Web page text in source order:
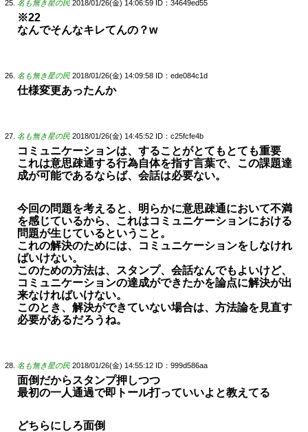
名も無き星の民 2018/01/26(金) 14:06:59 ID：34649ed55
※22
なんでそんなキレてんの？w
名も無き星の民 2018/01/26(金) 14:09:58 ID：ede084c1d
仕様変更あったんか
名も無き星の民 2018/01/26(金) 14:45:52 ID：c25fcfe4b
コミュニケーションは、することがとてもとても重要
これは意思疎通する行為自体を指す言葉で、この課題達
成が可能であるならば、会話は必要ない。
今回の問題を考えると、明らかに意思疎通において不満
を感じているから、これはコミュニケーションにおける
問題が生じているということ。
これの解決のためには、コミュニケーションをしなけれ
ばいけない。
このための方法は、スタンプ、会話なんでもよいけど、
コミュニケーションの達成ができたかを論点に解決が出
来なければいけない。
このとき、解決ができていない場合は、方法論を見直す
必要があるだろうね。
名も無き星の民 2018/01/26(金) 14:55:12 ID：999d586aa
面倒だからスタンプ押しつつ
最初の一人通過で即トール打っていいよと教えてる
どちらにしろ面倒